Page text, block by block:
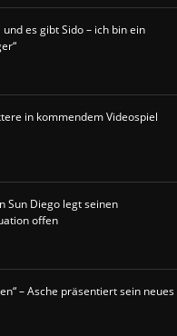
es gibt Sido – ich bin ein
in kommendem Videospiel
Sun Diego legt seinen
offen
– Asche präsentiert sein neues